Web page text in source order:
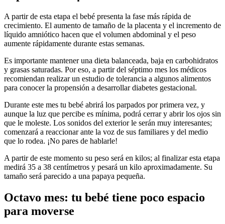
A partir de esta etapa el bebé presenta la fase más rápida de
crecimiento. El aumento de tamaño de la placenta y el incremento de
líquido amniótico hacen que el volumen abdominal y el peso
aumente rápidamente durante estas semanas.
Es importante mantener una dieta balanceada, baja en carbohidratos
y grasas saturadas. Por eso, a partir del séptimo mes los médicos
recomiendan realizar un estudio de tolerancia a algunos alimentos
para conocer la propensión a desarrollar diabetes gestacional.
Durante este mes tu bebé abrirá los parpados por primera vez, y
aunque la luz que percibe es mínima, podrá cerrar y abrir los ojos sin
que le moleste. Los sonidos del exterior le serán muy interesantes;
comenzará a reaccionar ante la voz de sus familiares y del medio
que lo rodea. ¡No pares de hablarle!
A partir de este momento su peso será en kilos; al finalizar esta etapa
medirá 35 a 38 centímetros y pesará un kilo aproximadamente. Su
tamaño será parecido a una papaya pequeña.
Octavo mes: tu bebé tiene poco espacio
para moverse